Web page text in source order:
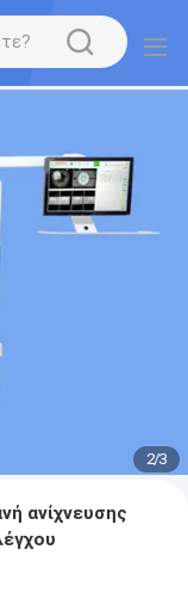
2/3
ανίχνευσης